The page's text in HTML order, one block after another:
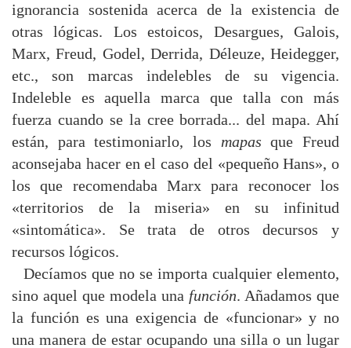
ignorancia sostenida acerca de la existencia de
otras lógicas. Los estoicos, Desargues, Galois,
Marx, Freud, Godel, Derrida, Déleuze, Heidegger,
etc., son marcas indelebles de su vigencia.
Indeleble es aquella marca que talla con más
fuerza cuando se la cree borrada... del mapa. Ahí
están, para testimoniarlo, los mapas que Freud
aconsejaba hacer en el caso del «pequeño Hans», o
los que recomendaba Marx para reconocer los
«territorios de la miseria» en su infinitud
«sintomática». Se trata de otros decursos y
recursos lógicos.
Decíamos que no se importa cualquier elemento,
sino aquel que modela una función. Añadamos que
la función es una exigencia de «funcionar» y no
una manera de estar ocupando una silla o un lugar